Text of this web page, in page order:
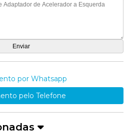
por Whatsapp
pelo Telefone